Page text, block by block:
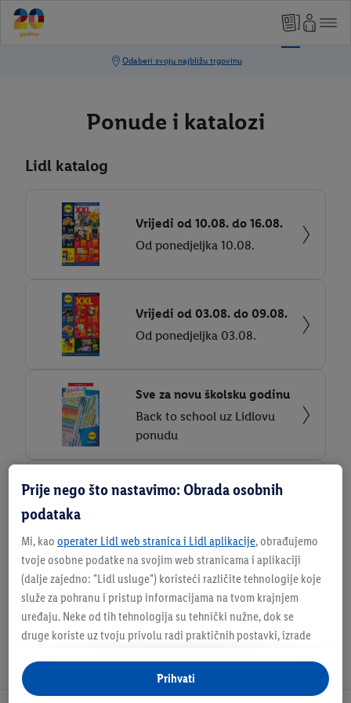
Ponude i katalozi
Lidl katalog
Vrijedi od 10.08. do 16.08.
Od ponedjeljka 10.08.
Vrijedi od 03.08. do 09.08.
Od ponedjeljka 03.08.
Sve za novu školsku godinu
Back to school uz Lidlovu
ponudu
Spremni za kuharsku
ophodnji
Prije nego što nastavimo: Obrada osobnih
podataka
Mi, kao operater Lidl web stranica i Lidl aplikacije, obrađujemo
tvoje osobne podatke na svojim web stranicama i aplikaciji
(dalje zajedno: "Lidl usluge") koristeći različite tehnologije koje
služe za pohranu i pristup informacijama na tvom krajnjem
uređaju. Neke od tih tehnologija su tehnički nužne, dok se
druge koriste uz tvoju privolu radi praktičnih postavki, izrade
usluga. Ako si sudionik Lidl Plus programa, podaci o tvom
ponašanju pri kupnji u trgovinama također će se obrađivati u te
Prihvati